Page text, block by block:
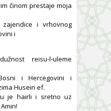
činom prestaje moja
zajendice i vrhovnog
i
reisu-l-uleme
i Hercegovini i
Husein ef.
je hairli i sretno uz